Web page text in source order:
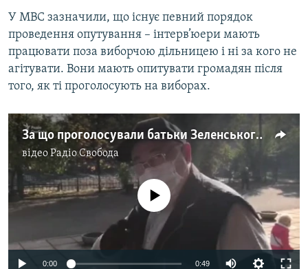
У МВС зазначили, що існує певний порядок
проведення опутування – інтерв’юери мають
працювати поза виборчою дільницею і ні за кого не
агітувати. Вони мають опитувати громадян після
того, як ті проголосують на виборах.
За що проголосували батьки Зеленського?
відеоРадіо Свобода
No media source currently available
0:00 0:49